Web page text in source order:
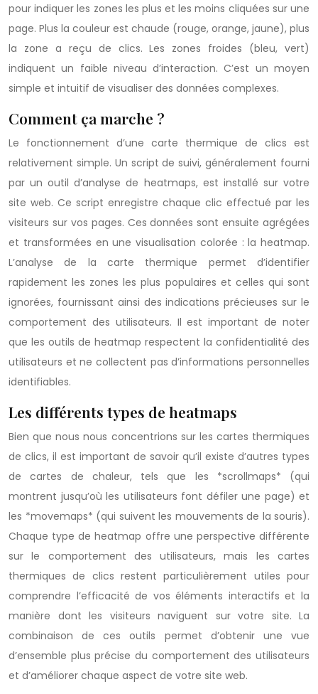
pour indiquer les zones les plus et les moins cliquées sur une
page. Plus la couleur est chaude (rouge, orange, jaune), plus
la zone a reçu de clics. Les zones froides (bleu, vert)
indiquent un faible niveau d’interaction. C’est un moyen
simple et intuitif de visualiser des données complexes.
Comment ça marche ?
Le fonctionnement d’une carte thermique de clics est
relativement simple. Un script de suivi, généralement fourni
par un outil d’analyse de heatmaps, est installé sur votre
site web. Ce script enregistre chaque clic effectué par les
visiteurs sur vos pages. Ces données sont ensuite agrégées
et transformées en une visualisation colorée : la heatmap.
L’analyse de la carte thermique permet d’identifier
rapidement les zones les plus populaires et celles qui sont
ignorées, fournissant ainsi des indications précieuses sur le
comportement des utilisateurs. Il est important de noter
que les outils de heatmap respectent la confidentialité des
utilisateurs et ne collectent pas d’informations personnelles
identifiables.
Les différents types de heatmaps
Bien que nous nous concentrions sur les cartes thermiques
de clics, il est important de savoir qu’il existe d’autres types
de cartes de chaleur, tels que les *scrollmaps* (qui
montrent jusqu’où les utilisateurs font défiler une page) et
les *movemaps* (qui suivent les mouvements de la souris).
Chaque type de heatmap offre une perspective différente
sur le comportement des utilisateurs, mais les cartes
thermiques de clics restent particulièrement utiles pour
comprendre l’efficacité de vos éléments interactifs et la
manière dont les visiteurs naviguent sur votre site. La
combinaison de ces outils permet d’obtenir une vue
d’ensemble plus précise du comportement des utilisateurs
et d’améliorer chaque aspect de votre site web.